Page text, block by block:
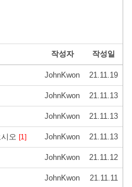
작성자 작성일
JohnKwon 21.11.19
JohnKwon 21.11.13
JohnKwon 21.11.13
오 [1] JohnKwon 21.11.13
JohnKwon 21.11.12
JohnKwon 21.11.11